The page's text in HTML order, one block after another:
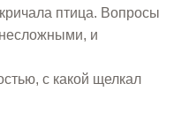
птица. Вопросы
и
с какой щелкал